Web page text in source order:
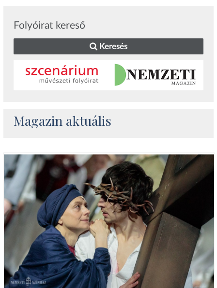
Folyóirat kereső
Keresés
Magazin aktuális